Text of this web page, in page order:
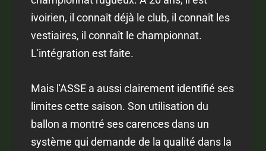
ivoirien, il connaît déjà le club, il connaît les
vestiaires, il connaît le championnat.
L'intégration est faite.
Mais l'ASSE a aussi clairement identifié ses
limites cette saison. Son utilisation du
ballon a montré ses carences dans un
système qui demande de la qualité dans la